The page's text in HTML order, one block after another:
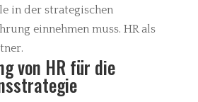
in der strategischen
einnehmen muss. HR als
von HR für die